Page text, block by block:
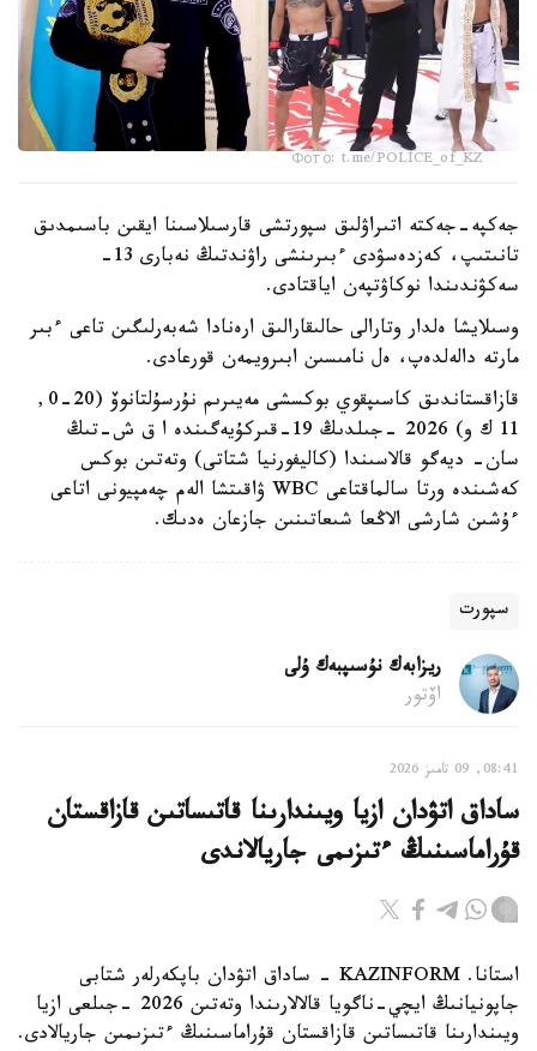
Фото: t.me/POLICE_of_KZ
جەكپە-جەكتە اتىراۋلىق سپورتشى قارسىلاسىنا ايقىن باسىمدىق
تانىتىپ، كەزدەسۋدى ءبىرىنشى راۋندتىڭ نەبارى 13-
سەكۋندىندا نوكاۋتپەن اياقتادى.
وسىلايشا ەلدار وتارالى حالىقارالىق ارەنادا شەبەرلىگىن تاعى ءبىر
مارتە دالەلدەپ، ەل نامىسىن ابىرويمەن قورعادى.
قازاقستاندىق كاسىپقوي بوكسشى مەيىرىم نۇرسۇلتانوۆ (20-0,
11 ك و) 2026 -جىلدىڭ 19-قىركۇيەگىندە ا ق ش-تىڭ
سان- ديەگو قالاسىندا (كاليفورنيا شتاتى) وتەتىن بوكس
كەشىندە ورتا سالماقتاعى WBC ۋاقىتشا الەم چەمپيونى اتاعى
ءۇشىن شارشى الاڭعا شىعاتىنىن جازعان ەدىك.
سپورت
ريزابەك نۇسىپبەك ۇلى
اۆتور
08:41, 09 تامىز 2026
ساداق اتۋدان ازيا ويىندارىنا قاتىساتىن قازاقستان
قۇراماسىنىڭ ءتىزىمى جاريالاندى
استانا. KAZINFORM - ساداق اتۋدان باپكەرلەر شتابى
جاپونيانىڭ ايچي-ناگويا قالالارىندا وتەتىن 2026 -جىلعى ازيا
ويىندارىنا قاتىساتىن قازاقستان قۇراماسىنىڭ ءتىزىمىن جاريالادى.